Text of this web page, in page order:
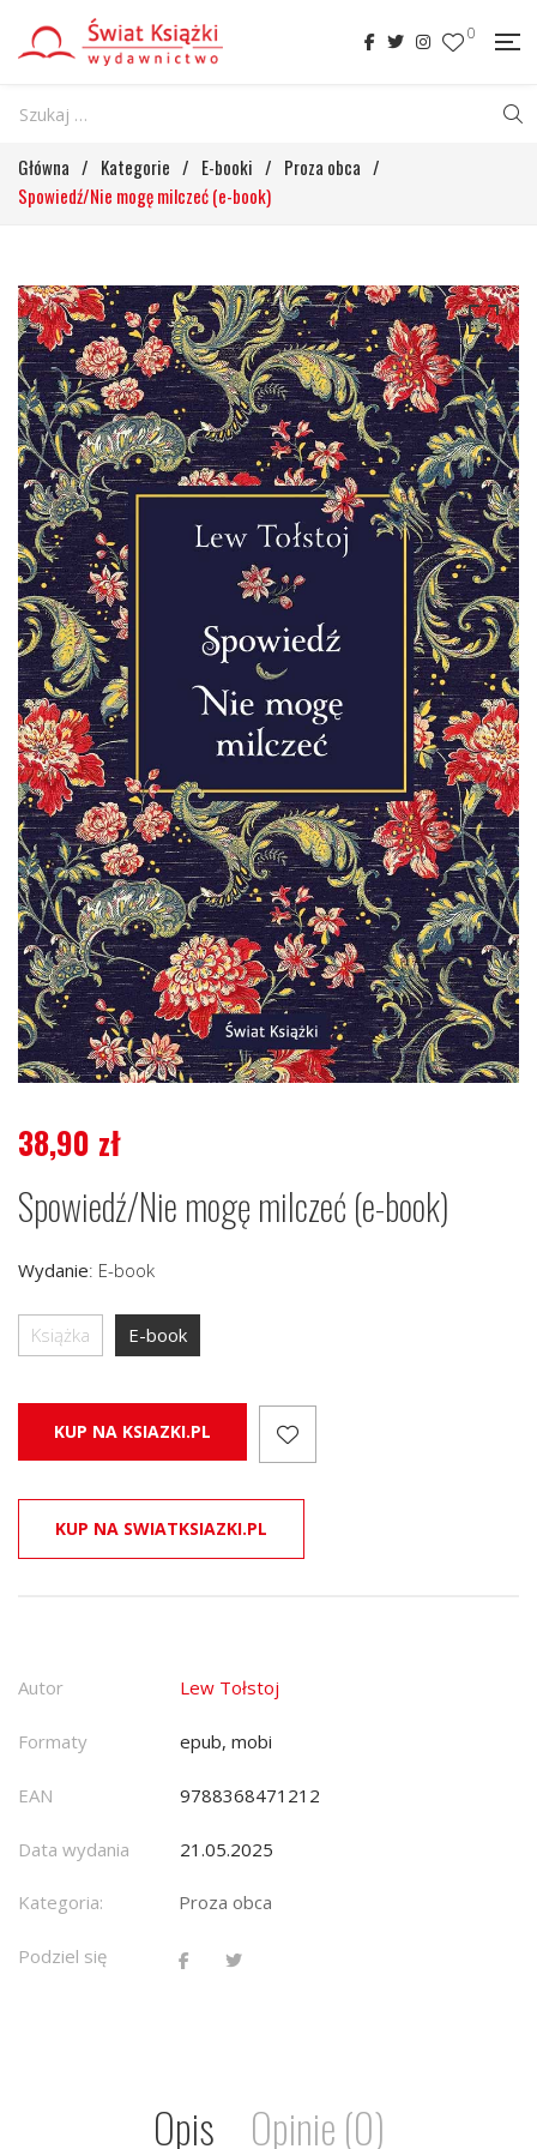
0
Główna / Kategorie / E-booki / Proza obca /
Spowiedź/Nie mogę milczeć (e-book)
38,90 zł
Spowiedź/Nie mogę milczeć (e-book)
Wydanie: E-book
Książka E-book
KUP NA KSIAZKI.PL
KUP NA SWIATKSIAZKI.PL
Autor Lew Tołstoj
Formaty epub, mobi
EAN 9788368471212
Data wydania 21.05.2025
Kategoria: Proza obca
Podziel się
Opis Opinie (0)